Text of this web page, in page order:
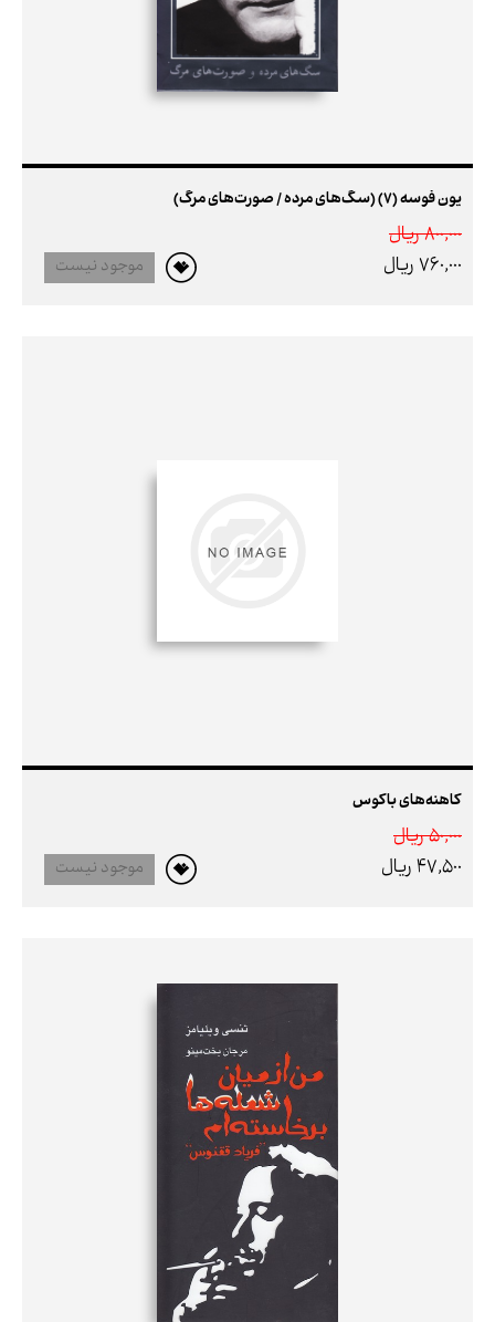
یون فوسه (7) (سگ‌های مرده / صورت‌های مرگ)
800,000 ريال
760,000 ريال
موجود نیست
کاهنه‌های باکوس
50,000 ريال
47,500 ريال
موجود نیست